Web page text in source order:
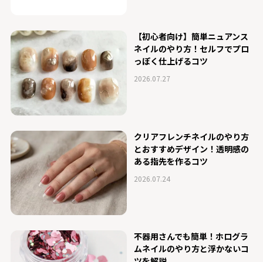
【初心者向け】簡単ニュアンス
ネイルのやり方！セルフでプロ
っぽく仕上げるコツ
2026.07.27
クリアフレンチネイルのやり方
とおすすめデザイン！透明感の
ある指先を作るコツ
2026.07.24
不器用さんでも簡単！ホログラ
ムネイルのやり方と浮かないコ